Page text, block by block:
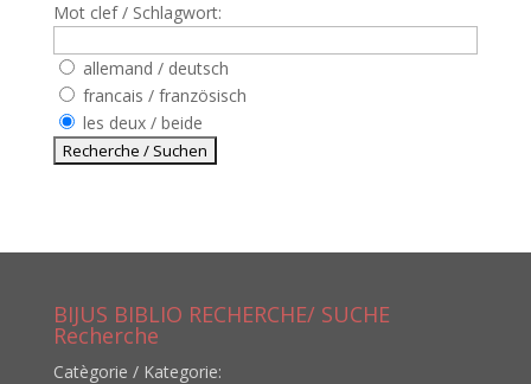
Mot clef / Schlagwort:
allemand / deutsch
francais / französisch
les deux / beide
BIJUS BIBLIO RECHERCHE/ SUCHE
Recherche
Catègorie / Kategorie: